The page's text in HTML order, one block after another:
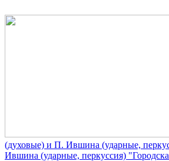
(духовые) и П. Ившина (ударные,
Ившина (ударные, перкуссия)